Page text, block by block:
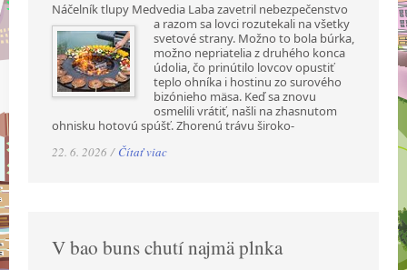
Náčelník tlupy Medvedia Laba zavetril nebezpečenstvo
a razom sa lovci rozutekali na všetky
svetové strany. Možno to bola búrka,
možno nepriatelia z druhého konca
údolia, čo prinútilo lovcov opustiť
teplo ohníka i hostinu zo surového
bizónieho mäsa. Keď sa znovu
osmelili vrátiť, našli na zhasnutom
ohnisku hotovú spúšť. Zhorenú trávu široko-
22. 6. 2026 / Čítať viac
V bao buns chutí najmä plnka